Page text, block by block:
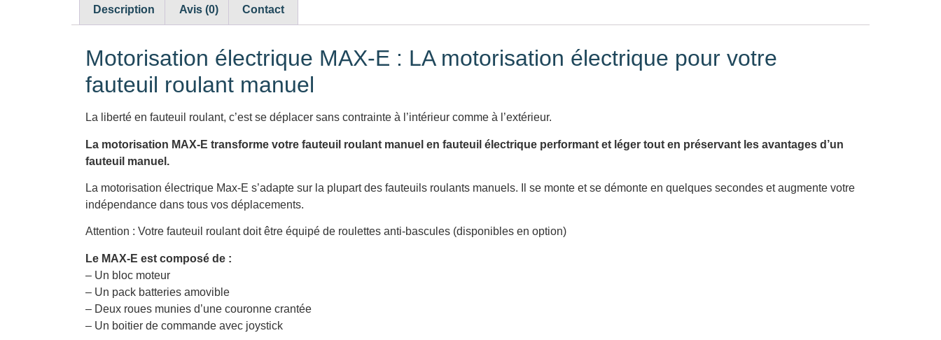
Description Avis (0) Contact
Motorisation électrique MAX-E : LA motorisation électrique pour votre
fauteuil roulant manuel
La liberté en fauteuil roulant, c’est se déplacer sans contrainte à l’intérieur comme à l’extérieur.
La motorisation MAX-E transforme votre fauteuil roulant manuel en fauteuil électrique performant et léger tout en préservant les avantages d’un
fauteuil manuel.
La motorisation électrique Max-E s’adapte sur la plupart des fauteuils roulants manuels. Il se monte et se démonte en quelques secondes et augmente votre
indépendance dans tous vos déplacements.
Attention : Votre fauteuil roulant doit être équipé de roulettes anti-bascules (disponibles en option)
Le MAX-E est composé de :
– Un bloc moteur
– Un pack batteries amovible
– Deux roues munies d’une couronne crantée
– Un boitier de commande avec joystick